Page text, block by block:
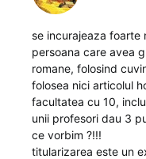
se incurajeaza foarte
persoana care avea
romane, folosind
folosea nici articolul
facultatea cu 10,
unii profesori dau 3
ce vorbim ?!!!
titularizarea este un